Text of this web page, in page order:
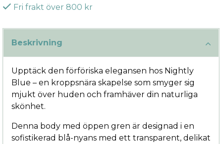
Fri frakt över 800 kr
Beskrivning
Upptäck den förföriska elegansen hos Nightly
Blue – en kroppsnära skapelse som smyger sig
mjukt över huden och framhäver din naturliga
skönhet.
Denna body med öppen gren är designad i en
sofistikerad blå-nyans med ett transparent, delikat